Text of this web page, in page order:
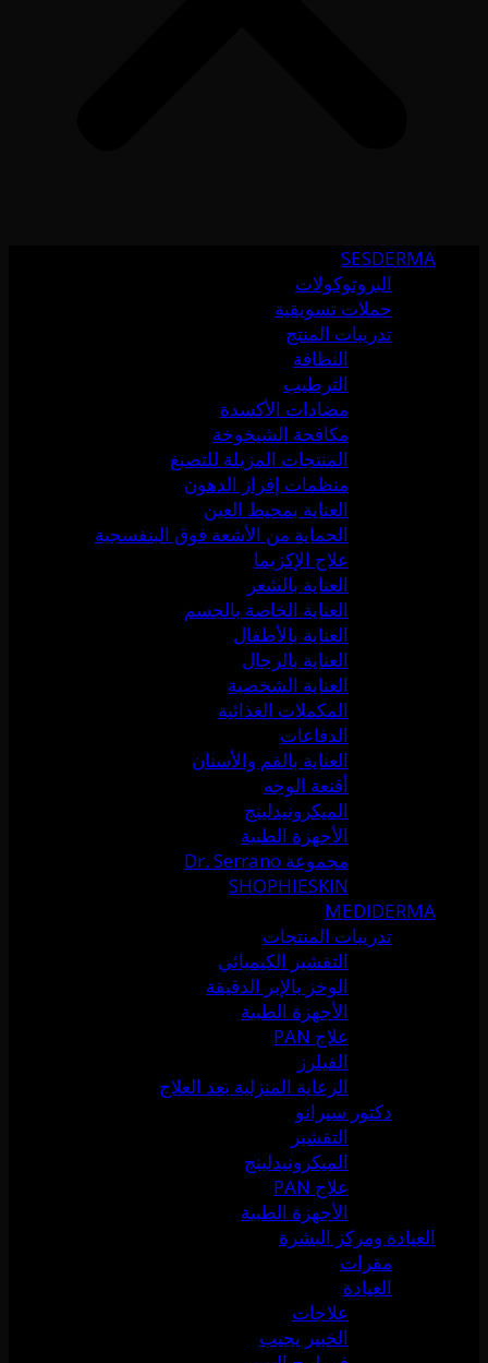
SESDERMA
البروتوكولات
حملات تسويقية
تدريبات المنتج
النظافة
الترطيب
مضادات الأكسدة
مكافحة الشيخوخة
المنتجات المزيلة للتصبغ
منظمات إفراز الدهون
العناية بمحيط العين
الحماية من الأشعة فوق البنفسجية
علاج الإكزيما
العناية بالشعر
العناية الخاصة بالجسم
العناية بالأطفال
العناية بالرجال
العناية الشخصية
المكملات الغذائية
الدفاعات
العناية بالفم والأسنان
أقنعة الوجه
الميكرونيدلينج
الأجهزة الطبية
مجموعة Dr. Serrano
SHOPHIESKIN
MEDIDERMA
تدريبات المنتجات
التقشير الكيميائي
الوخز بالإبر الدقيقة
الأجهزة الطبية
علاج PAN
الفيلرز
الرعاية المنزلية بعد العلاج
دكتور سيرانو
التقشير
الميكرونيدلينج
علاج PAN
الأجهزة الطبية
العيادة ومركز البشرة
مقرات
العيادة
علاجات
الخبير يجيب